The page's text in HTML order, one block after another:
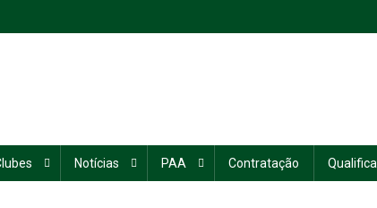
Notícias PAA Contratação Qualifica